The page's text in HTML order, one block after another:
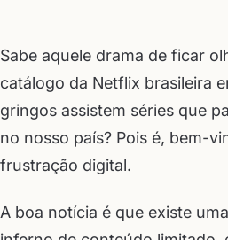
Sabe aquele drama de ficar
catálogo da Netflix brasileira
gringos assistem séries que
no nosso país? Pois é, bem-
frustração digital.
A boa notícia é que existe